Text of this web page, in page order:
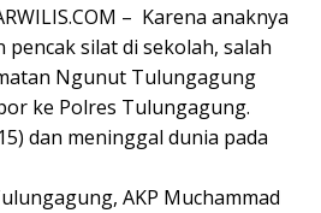
– Karena anaknya
silat di sekolah, salah
Ngunut Tulungagung
ke Polres Tulungagung.
dan meninggal dunia pada
AKP Muchammad